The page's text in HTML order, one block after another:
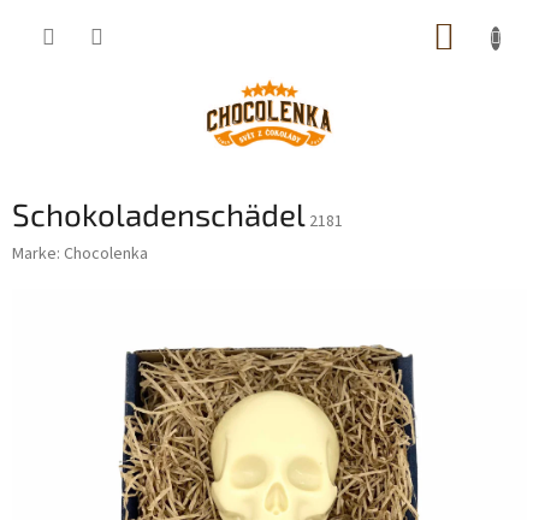
Schokoladenschädel 2181
Marke: Chocolenka